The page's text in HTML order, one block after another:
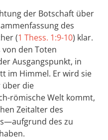
der Botschaft über
des
(1 Thess. 1:9-10) klar.
von den Toten
Ausgangspunkt, in
im Himmel. Er wird sie
über die
römische Welt kommt,
Zeitalter des
des zu